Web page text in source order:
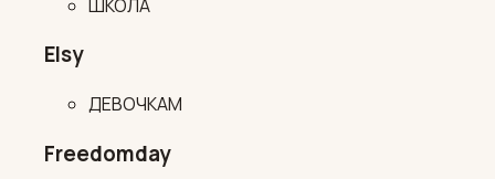
ШКОЛА
Elsy
ДЕВОЧКАМ
Freedomday